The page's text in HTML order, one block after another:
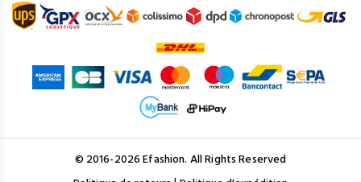
© 2016-2026 Efashion. All Rights Reserved